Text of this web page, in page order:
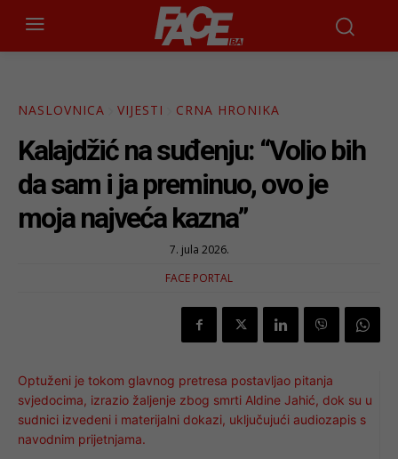
NASLOVNICA VIJESTI CRNA HRONIKA
Kalajdžić na suđenju: “Volio bih
da sam i ja preminuo, ovo je
moja najveća kazna”
7. jula 2026.
FACE PORTAL
Optuženi je tokom glavnog pretresa postavljao pitanja
svjedocima, izrazio žaljenje zbog smrti Aldine Jahić, dok su u
sudnici izvedeni i materijalni dokazi, uključujući audiozapis s
navodnim prijetnjama.